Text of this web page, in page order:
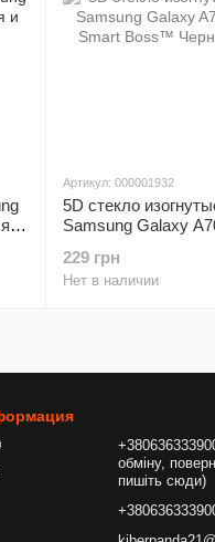
и
Артикул: 000001932
5D стекло
Samsung Galaxy
229 грн
Нет в наличии
обміну,
пишіть сюди)